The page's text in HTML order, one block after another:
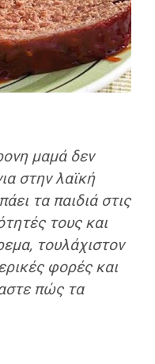
μαμά δεν
στην λαϊκή
τα παιδιά στις
τους και
τουλάχιστον
φορές και
πώς τα